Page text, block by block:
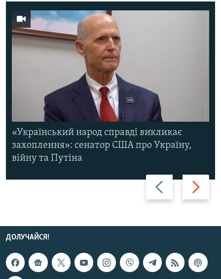
Назад Вперед
«Український народ справді викликає
захоплення»: сенатор США про Україну,
війну та Путіна
ДОЛУЧАЙСЯ!